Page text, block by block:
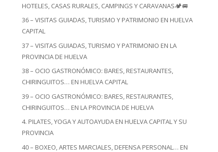
HOTELES, CASAS RURALES, CAMPINGS Y CARAVANAS🏕️🚐
36 – VISITAS GUIADAS, TURISMO Y PATRIMONIO EN HUELVA
CAPITAL
37 – VISITAS GUIADAS, TURISMO Y PATRIMONIO EN LA
PROVINCIA DE HUELVA
38 – OCIO GASTRONÓMICO: BARES, RESTAURANTES,
CHIRINGUITOS… EN HUELVA CAPITAL
39 – OCIO GASTRONÓMICO: BARES, RESTAURANTES,
CHIRINGUITOS… EN LA PROVINCIA DE HUELVA
4. PILATES, YOGA Y AUTOAYUDA EN HUELVA CAPITAL Y SU
PROVINCIA
40 – BOXEO, ARTES MARCIALES, DEFENSA PERSONAL… EN